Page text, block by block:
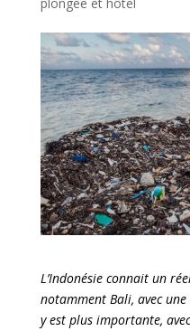
L’Indonésie connait un
notamment Bali, avec
y est plus importante,